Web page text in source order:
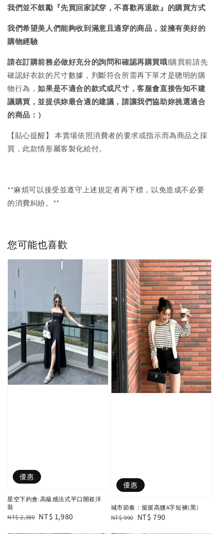
我們並不鼓勵『先買回家試穿，不喜歡再退款』的購買方式
我們希望美人們能夠收到滿意且適穿的商品，並擁有美好的
購物經驗
請在訂購前務必做好充分的詢問和確認再購買哦!購買前請先
確認好衣款的尺寸數據，判斷符合所需再下單才是聰明的購
物行為，如果是不適合的款式或尺寸，客服會直接告知不建
議購買，並提供妳最合適的建議，請讓我們協助妳挑選適合
的商品：）
【貼心提醒】 本賣場依照消費者的要求或指示而為商品之採
買，此款情形屬客製化給付。
**麻煩可以接受並遵守上述規定者再下標，以免造成不必要
的消費糾紛。**
您可能也喜歡
優惠
星空下約會:高級感法式平口開衩洋
裝
Regular
NT$ 2,380 Sale
NT$ 1,980
優惠
城市節奏：挺挺高腰A字短褲(黑)
Regular
NT$ 990 Sale
NT$ 790